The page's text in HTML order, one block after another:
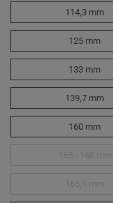
114,3 mm
125 mm
133 mm
139,7 mm
160 mm